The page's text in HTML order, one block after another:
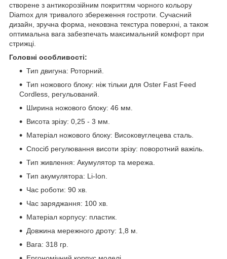
створене з антикорозійним покриттям чорного кольору
Diamox для тривалого збереження гостроти. Сучасний
дизайн, зручна форма, нековзна текстура поверхні, а також
оптимальна вага забезпечать максимальний комфорт при
стрижці.
Головні особливості:
Тип двигуна: Роторний.
Тип ножового блоку: ніж тільки для Oster Fast Feed
Cordless, регульований.
Ширина ножового блоку: 46 мм.
Висота зрізу: 0,25 - 3 мм.
Матеріал ножового блоку: Високовуглецева сталь.
Спосіб регулювання висоти зрізу: поворотний важіль.
Тип живлення: Акумулятор та мережа.
Тип акумулятора: Li-Ion.
Час роботи: 90 хв.
Час заряджання: 100 хв.
Матеріал корпусу: пластик.
Довжина мережного дроту: 1,8 м.
Вага: 318 гр.